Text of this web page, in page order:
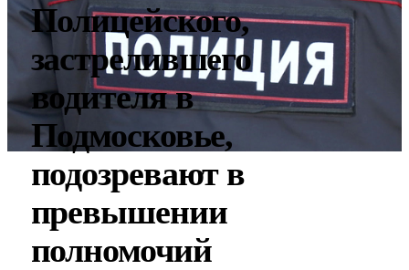
Полицейского,
застрелившего
водителя в
Подмосковье,
подозревают в
превышении
полномочий